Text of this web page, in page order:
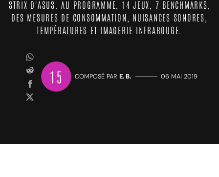
STRIX D'ASUS. AU PROGRAMME, 14 JEUX, 7 BENCHMARKS,
DES MESURES DE CONSOMMATION, NUISANCES SONORES,
TEMPÉRATURES ET IMAGERIE INFRAROUGE.
15 COMPOSÉ PAR E. B. ————— 06 MAI 2019